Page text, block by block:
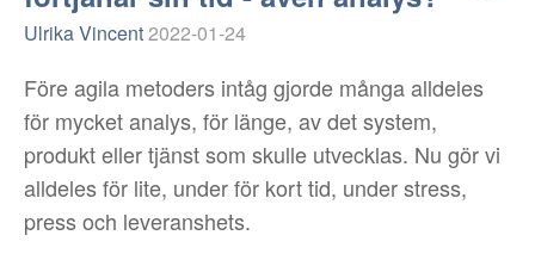
Ulrika Vincent2022-01-24
Före agila metoders intåg gjorde många alldeles
för mycket analys, för länge, av det system,
produkt eller tjänst som skulle utvecklas. Nu gör vi
alldeles för lite, under för kort tid, under stress,
press och leveranshets.